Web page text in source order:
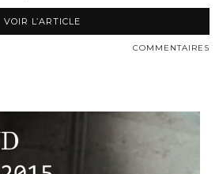
VOIR L’ARTICLE
COMMENTAIRES